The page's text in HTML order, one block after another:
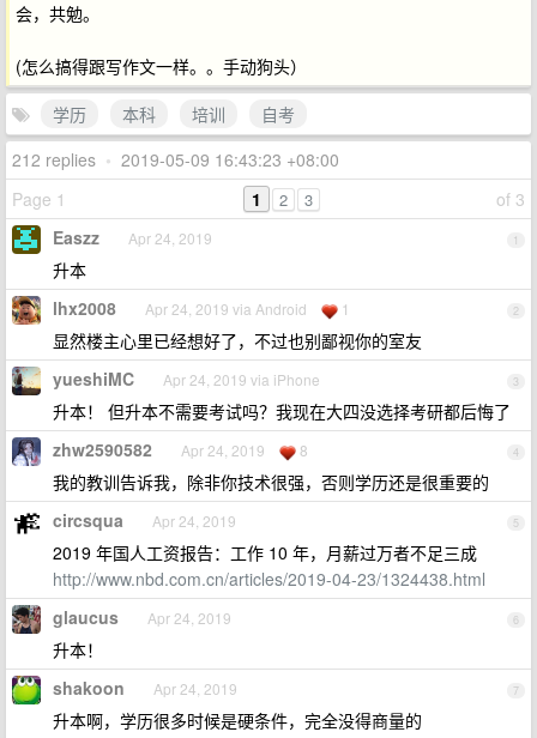
会，共勉。
(怎么搞得跟写作文一样。。手动狗头）
学历
本科 培训
自考
212 replies • 2019-05-09 16:43:23 +08:00
Page 1
of 3
1 2 3
1
Easzz Apr 24, 2019
升本
2
lhx2008 Apr 24, 2019 via Android 1
显然楼主心里已经想好了，不过也别鄙视你的室友
3
yueshiMC Apr 24, 2019 via iPhone
升本！ 但升本不需要考试吗？我现在大四没选择考研都后悔了
4
zhw2590582 Apr 24, 2019 8
我的教训告诉我，除非你技术很强，否则学历还是很重要的
5
circsqua Apr 24, 2019
2019 年国人工资报告：工作 10 年，月薪过万者不足三成
http://www.nbd.com.cn/articles/2019-04-23/1324438.html
6
glaucus Apr 24, 2019
升本！
7
shakoon Apr 24, 2019
升本啊，学历很多时候是硬条件，完全没得商量的